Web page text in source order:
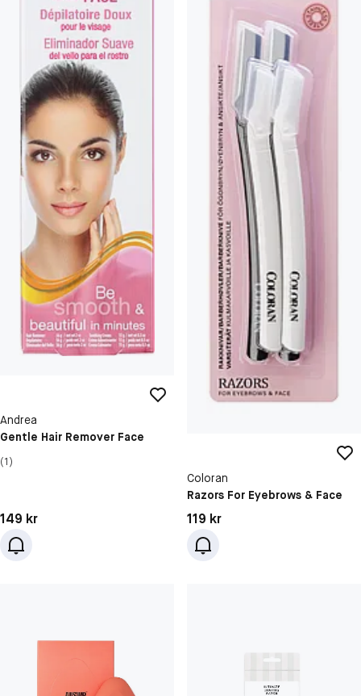
Andrea
Gentle Hair Remover Face
(1)
Pris: 149 kr
149 kr
Coloran
Razors For Eyebrows & Face
Pris: 119 kr
119 kr